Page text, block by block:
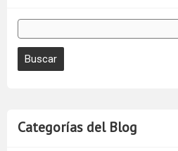
Categorías del Blog